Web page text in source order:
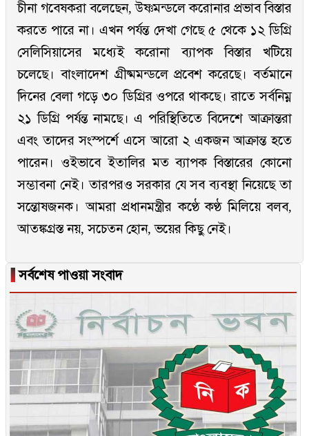
চীনা গবেষকরা বলেছেন, উষ্ণমন্ডলে করোনার প্রভাব বিস্তার
করতে পারে না। এখন পর্যন্ত দেখা গেছে ৫ থেকে ১২ ডিগ্রি
সেলিসিয়াসের মধ্যেই করোনা ব্যাপক বিস্তার খটিয়ে
চলেছে। বাংলাদেশ গ্রীষ্মমন্ডলে প্রবেশ করেছে। বর্তমানে
দিনের বেলা গড়ে ৩০ ডিগ্রির ওপরে থাকছে। রাতে সর্বনিম্ন
২১ ডিগ্রি পর্যন্ত নামছে। এ পরিস্থিতিতে বিদেশে আক্রান্তরা
এবং তাদের সংস্পর্শে এসে আরো ২ একজন আক্রান্ত হতে
পারেন। ওইভাবে ইতালির মত ব্যাপক বিস্তারের কোনো
সম্ভাবনা নেই। তারপরও সরকার যে সব ব্যবস্থা নিয়েছে তা
সন্তোষজনক। আমরা প্রধানমন্ত্রীর কণ্ঠে কণ্ঠ মিলিয়ে বলব,
আতঙ্কগ্রস্ত নয়, সচেতন হোন, ভয়ের কিছু নেই।
▐সর্বশেষ পাওয়া সংবাদ